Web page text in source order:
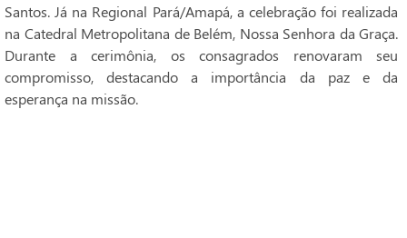
Santos. Já na Regional Pará/Amapá, a celebração foi realizada
na Catedral Metropolitana de Belém, Nossa Senhora da Graça.
Durante a cerimônia, os consagrados renovaram seu
compromisso, destacando a importância da paz e da
esperança na missão.